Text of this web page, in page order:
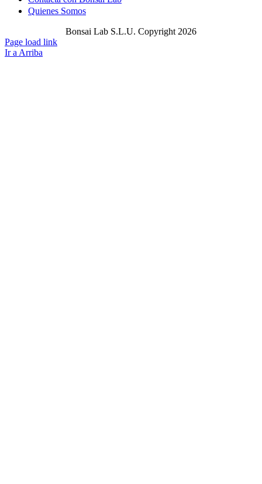
Quienes Somos
Bonsai Lab S.L.U. Copyright 2026
Page load link
Ir a Arriba